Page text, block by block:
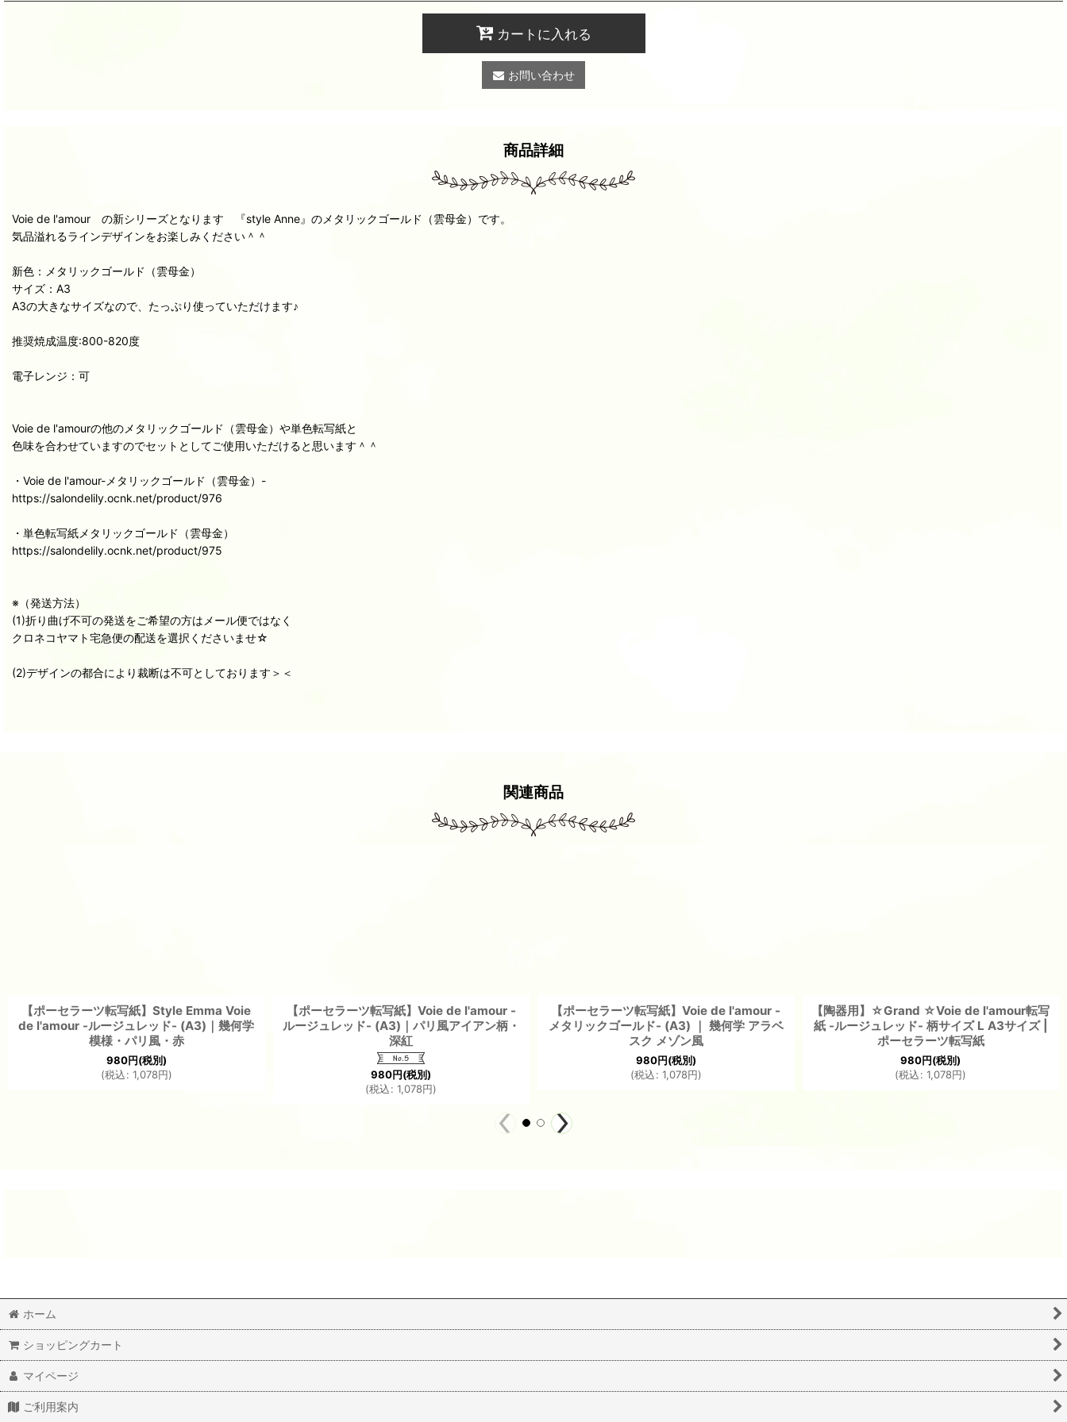
カートに入れる
お問い合わせ
商品詳細
Voie de l'amour の新シリーズとなります 『style Anne』のメタリックゴールド（雲母金）です。
気品溢れるラインデザインをお楽しみください＾＾
新色：メタリックゴールド（雲母金）
サイズ：A3
A3の大きなサイズなので、たっぷり使っていただけます♪
推奨焼成温度:800-820度
電子レンジ：可
Voie de l'amourの他のメタリックゴールド（雲母金）や単色転写紙と
色味を合わせていますのでセットとしてご使用いただけると思います＾＾
・Voie de l'amour-メタリックゴールド（雲母金）-
https://salondelily.ocnk.net/product/976
・単色転写紙メタリックゴールド（雲母金）
https://salondelily.ocnk.net/product/975
※（発送方法）
(1)折り曲げ不可の発送をご希望の方はメール便ではなく
クロネコヤマト宅急便の配送を選択くださいませ☆
(2)デザインの都合により裁断は不可としております＞＜
関連商品
【ポーセラーツ転写紙】Style Emma Voie
de l'amour -ルージュレッド- (A3)｜幾何学
模様・パリ風・赤
980円(税別)
(税込: 1,078円)
【ポーセラーツ転写紙】Voie de l'amour -
ルージュレッド- (A3)｜パリ風アイアン柄・
深紅
980円(税別)
(税込: 1,078円)
【ポーセラーツ転写紙】Voie de l'amour -
メタリックゴールド- (A3) ｜ 幾何学 アラベ
スク メゾン風
980円(税別)
(税込: 1,078円)
【陶器用】☆Grand ☆Voie de l'amour転写
紙 -ルージュレッド- 柄サイズ L A3サイズ |
ポーセラーツ転写紙
980円(税別)
(税込: 1,078円)
ホーム
ショッピングカート
マイページ
ご利用案内